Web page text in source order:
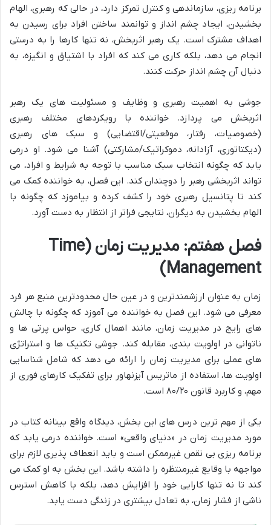
برنامه ریزی، سازماندهی و کنترل تمرکز دارد، در حالی که رهبری، الهام
بخشیدن، ایجاد چشم انداز و توانمند ساختن افراد برای رسیدن به
اهداف مشترک است. یک رهبر اثربخش، نه تنها کارها را به درستی
انجام می دهد، بلکه کاری می کند که افراد با اشتیاق و انگیزه، به
دنبال آن چشم انداز حرکت کنند.
جوشی به اهمیت رهبری و وظایف و مسئولیت های یک رهبر
اثربخش می پردازد. خواننده با رویکردهای مختلف رهبری
(خصوصیات، رفتار، موقعیتی/اقتضایی) و سبک های رهبری
(دیکتاتوری، آزادانه، دموکراتیک/مشارکتی) آشنا می شود. او درمی
یابد که چگونه انتخاب سبک مناسب با توجه به شرایط و افراد، می
تواند اثربخشی رهبر را دوچندان کند. این فصل، به خواننده کمک می
کند تا پتانسیل رهبری خود را کشف کرده و بیاموزد که چگونه با
الهام بخشیدن به دیگران، نتایجی فراتر از انتظار به دست آورد.
فصل هفتم: مدیریت زمان (Time
Management)
زمان به عنوان ارزشمندترین و در عین حال محدودترین منبع هر فرد
معرفی می شود. این فصل به خواننده می آموزد که چگونه با چالش
های رایج در مدیریت زمان، مانند اهمال کاری، حواس پرتی ها و
ناتوانی در اولویت بندی، مقابله کند. جوشی تکنیک ها و استراتژی
های عملی برای مدیریت زمان را ارائه می دهد که شامل شناسایی
اولویت ها، استفاده از ماتریس آیزنهاور برای تفکیک کارهای فوری از
مهم، و کاربرد قانون ۸۰/۲۰ است.
یکی از مهم ترین درس های این بخش، دیدگاه واقع بینانه کتاب در
مورد مدیریت زمان در «دنیای واقعی» است. خواننده درمی یابد که
برنامه ریزی بی نقص غیرممکن است و باید انعطاف پذیری لازم برای
مواجهه با وقایع غیرمنتظره را داشته باشد. این بخش به او کمک می
کند تا نه تنها کارایی خود را افزایش دهد، بلکه با کاهش استرس
ناشی از فشار زمان، به تعادل بیشتری در زندگی دست یابد.